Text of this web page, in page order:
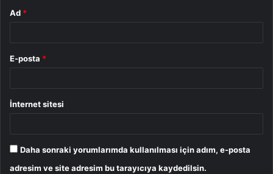
Ad *
E-posta *
İnternet sitesi
Daha sonraki yorumlarımda kullanılması için adım, e-posta
adresim ve site adresim bu tarayıcıya kaydedilsin.